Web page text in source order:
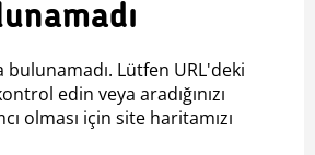
bulunamadı. Lütfen URL'deki
edin veya aradığınızı
olması için site haritamızı